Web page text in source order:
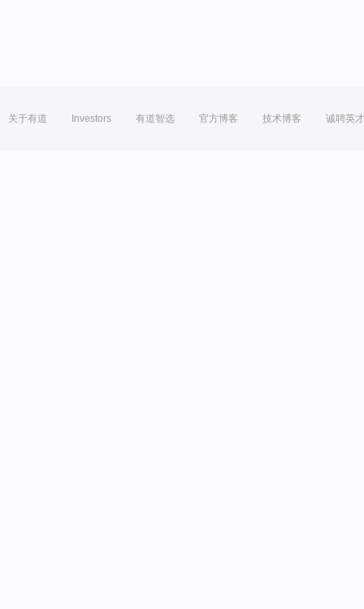
关于有道 Investors 有道智选 官方博客 技术博客 诚聘英才